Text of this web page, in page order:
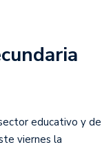
educativo y de
viernes la